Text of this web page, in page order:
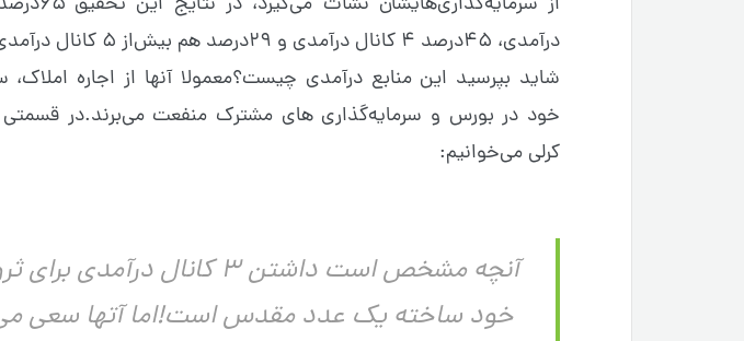
درآمدی، ۴۵درصد ۴ کانال درآمدی و ۲۹درصد هم بیش‌از ۵ کانال درآمدی داشتند.
شاید بپرسید این منابع درآمدی چیست؟معمولا آنها از اجاره
خود در بورس و سرمایه‌گذاری های مشترک منفعت می‌برند.در
کرلی می‌خوانیم:
آنچه مشخص است داشتن ۳ کانال درآمدی
خود ساخته یک عدد مقدس است!اما آتها سعی